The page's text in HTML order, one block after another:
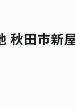
秋田市新